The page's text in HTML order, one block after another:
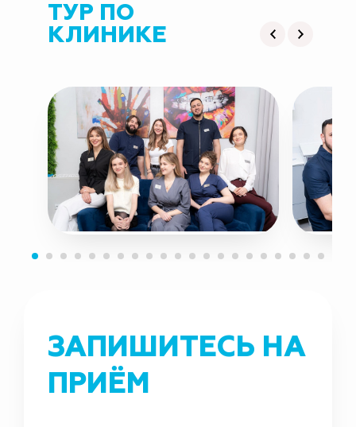
ТУР ПО
КЛИНИКЕ
ЗАПИШИТЕСЬ НА
ПРИЁМ